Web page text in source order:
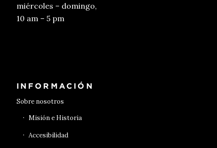
miércoles – domingo,
10 am – 5 pm
INFORMACIÓN
Sobre nosotros
Misión e Historia
Accesibilidad